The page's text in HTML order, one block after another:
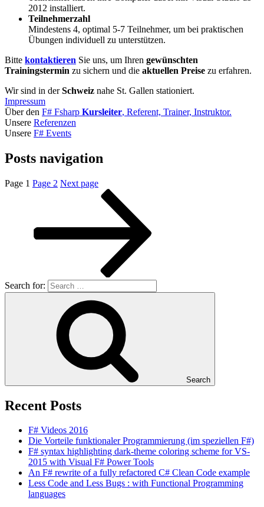
2012 installiert.
Teilnehmerzahl
Mindestens 4, optimal 5-7 Teilnehmer, um bei praktischen
Übungen individuell zu unterstützen.
Bitte kontaktieren Sie uns, um Ihren gewünschten
Trainingstermin zu sichern und die aktuellen Preise zu erfahren.
Wir sind in derSchweiz nahe St. Gallen stationiert.
Impressum
Über den F# Fsharp Kursleiter, Referent, Trainer, Instruktor.
Unsere Referenzen
Unsere F# Events
Posts navigation
Page 1 Page 2 Next page
Search for:
Search
Recent Posts
F# Videos 2016
Die Vorteile funktionaler Programmierung (im speziellen F#)
F# syntax highlighting dark-theme coloring scheme for VS-
2015 with Visual F# Power Tools
An F# rewrite of a fully refactored C# Clean Code example
Less Code and Less Bugs : with Functional Programming
languages